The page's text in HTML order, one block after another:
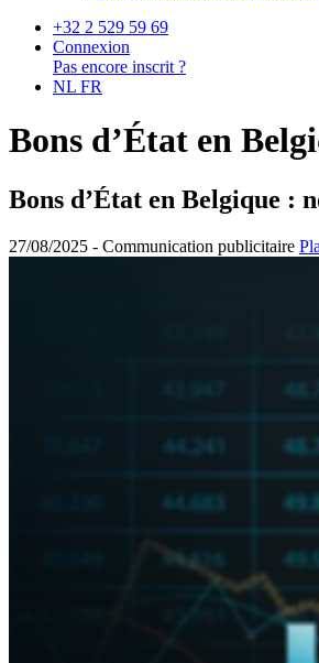
+32 2 529 59 69
Connexion
Pas encore inscrit ?
NL FR
Bons d’État en
Bons d’État en Belgique :
27/08/2025 - Communication publicitaire